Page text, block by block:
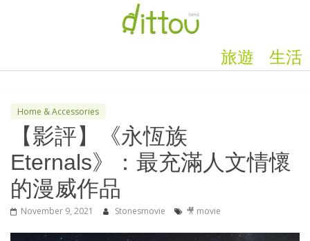
生活
旅遊
Home & Accessories
【影評】《永恆族
Eternals》：最充滿人文情懷
的漫威作品
November 9, 2021 Stonesmovie 🎥 movie